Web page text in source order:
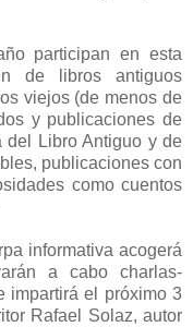
participan en esta
de libros antiguos
viejos (de menos de
y publicaciones de
del Libro Antiguo y de
publicaciones con
como cuentos
informativa acogerá
a cabo charlas-
impartirá el próximo 3
Rafael Solaz, autor